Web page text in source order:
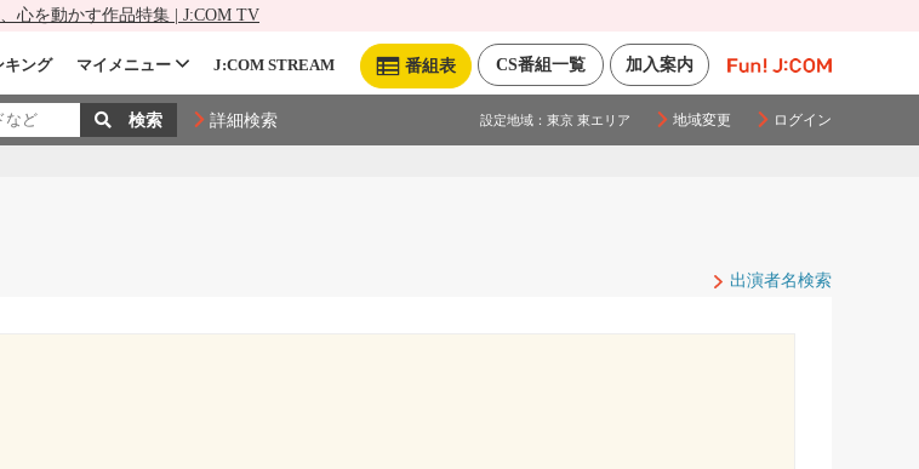
心を動かす作品特集 | J:COM TV
加入案内
CS番組一覧
番組表
キング マイメニュー J:COM STREAM
詳細検索 設定地域： 東京 東エリア 地域変更 ログイン
出演者名検索